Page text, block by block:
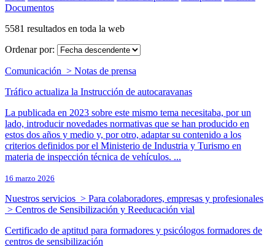
Documentos
5581 resultados en toda la web
Ordenar por:
Comunicación > Notas de prensa
Tráfico actualiza la Instrucción de autocaravanas
La publicada en 2023 sobre este mismo tema necesitaba, por un
lado, introducir novedades normativas que se han producido en
estos dos años y medio y, por otro, adaptar su contenido a los
criterios definidos por el Ministerio de Industria y Turismo en
materia de inspección técnica de vehículos. ...
16 marzo 2026
Nuestros servicios > Para colaboradores, empresas y profesionales
> Centros de Sensibilización y Reeducación vial
Certificado de aptitud para formadores y psicólogos formadores de
centros de sensibilización